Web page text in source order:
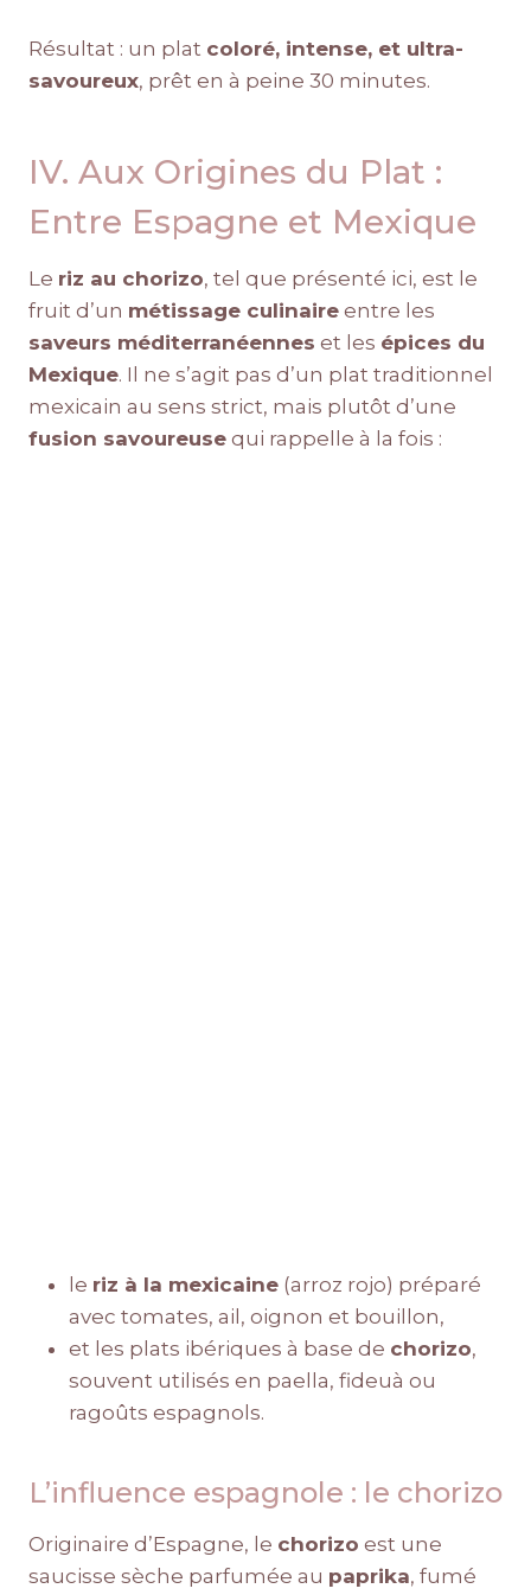
Résultat : un plat coloré, intense, et ultra-
savoureux, prêt en à peine 30 minutes.
IV. Aux Origines du Plat :
Entre Espagne et Mexique
Le riz au chorizo, tel que présenté ici, est le
fruit d’un métissage culinaire entre les
saveurs méditerranéennes et les épices du
Mexique. Il ne s’agit pas d’un plat traditionnel
mexicain au sens strict, mais plutôt d’une
fusion savoureuse qui rappelle à la fois :
le riz à la mexicaine (arroz rojo) préparé
avec tomates, ail, oignon et bouillon,
et les plats ibériques à base de chorizo,
souvent utilisés en paella, fideuà ou
ragoûts espagnols.
L’influence espagnole : le chorizo
Originaire d’Espagne, le chorizo est une
saucisse sèche parfumée au paprika, fumé